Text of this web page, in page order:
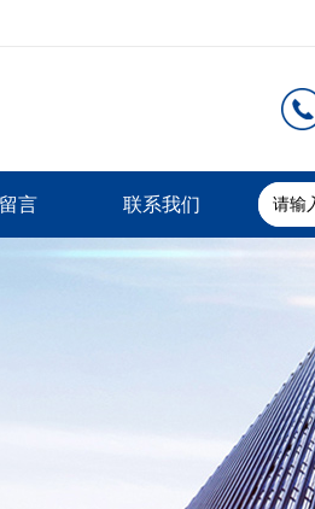
言 联系我们